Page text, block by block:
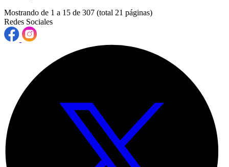
Mostrando de 1 a 15 de 307 (total 21 páginas)
Redes Sociales